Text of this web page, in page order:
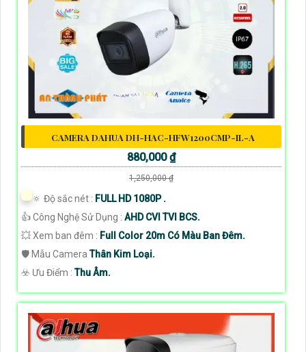
CAMERA DAHUA DH-HAC-HFW1200CMP-IL-A
880,000 ₫
1,250,000 ₫
🔅 Độ sắc nét : FULL HD 1080P .
👍 Công Nghệ Sử Dụng : AHD CVI TVI BCS.
💥 Xem ban đêm : Full Color 20m Có Màu Ban Đêm.
🛡 Mẫu CameraThân Kim Loại.
️☣️ Ưu Điểm :Thu Âm.